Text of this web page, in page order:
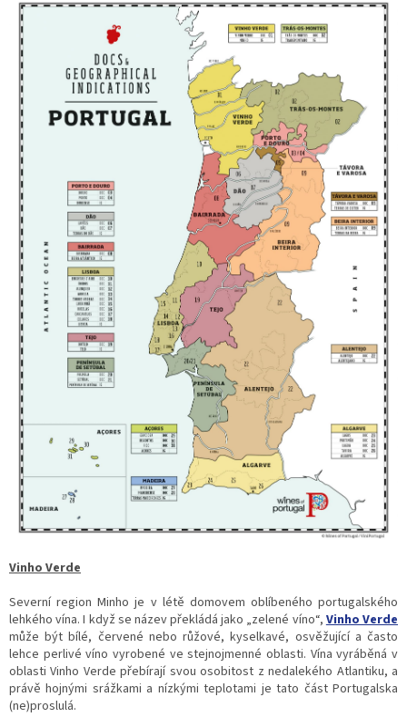
Vinho Verde
Severní region Minho je v létě domovem oblíbeného portugalského
lehkého vína. I když se název překládá jako „zelené víno“,Vinho Verde
může být bílé, červené nebo růžové, kyselkavé, osvěžující a často
lehce perlivé víno vyrobené ve stejnojmenné oblasti. Vína vyráběná v
oblasti Vinho Verde přebírají svou osobitost z nedalekého Atlantiku, a
právě hojnými srážkami a nízkými teplotami je tato část Portugalska
(ne)proslulá.